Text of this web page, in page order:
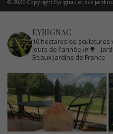
© 2026 Copyright Eyrignac et ses jardins.
EYRIGNAC
10 hectares de
jours de l'année 🌿🌳 -
Beaux Jardins de France